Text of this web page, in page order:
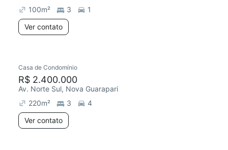
100m² 3
1
Ver contato
Chegou este mês
Casa de Condomínio
R$ 2.400.000
Av. Norte Sul, Nova Guarapari
220m² 3
4
Ver contato